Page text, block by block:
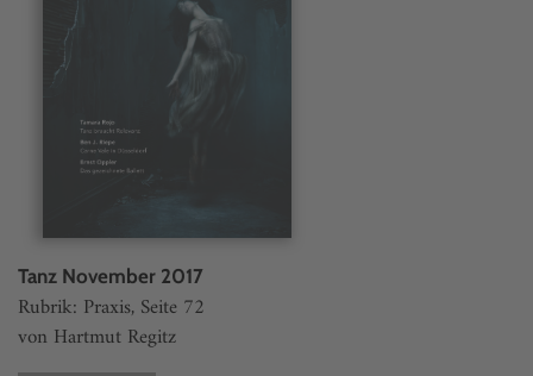
Tanz November 2017
Rubrik: Praxis, Seite 72
von Hartmut Regitz